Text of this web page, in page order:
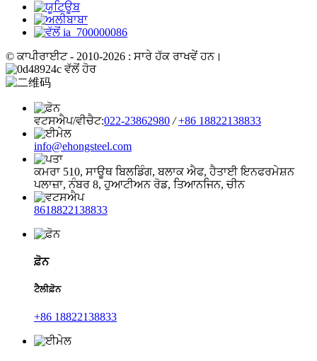
© ਕਾਪੀਰਾਈਟ - 2010-2026 : ਸਾਰੇ ਹੱਕ ਰਾਖਵੇਂ ਹਨ।
ਵਟਸਐਪ/ਵੀਚੈਟ:022-23862980 / +86 18822138833
info@ehongsteel.com
ਕਮਰਾ 510, ਸਾਊਥ ਬਿਲਡਿੰਗ, ਬਲਾਕ ਐਫ, ਹੈਤਾਈ ਇਨਫਰਮੇਸ਼ਨ
ਪਲਾਜ਼ਾ, ਨੰਬਰ 8, ਹੁਆਟੀਅਨ ਰੋਡ, ਤਿਆਨਜਿਨ, ਚੀਨ
8618822138833
ਫ਼ੋਨ
ਟੈਲੀਫ਼ੋਨ
+86 18822138833